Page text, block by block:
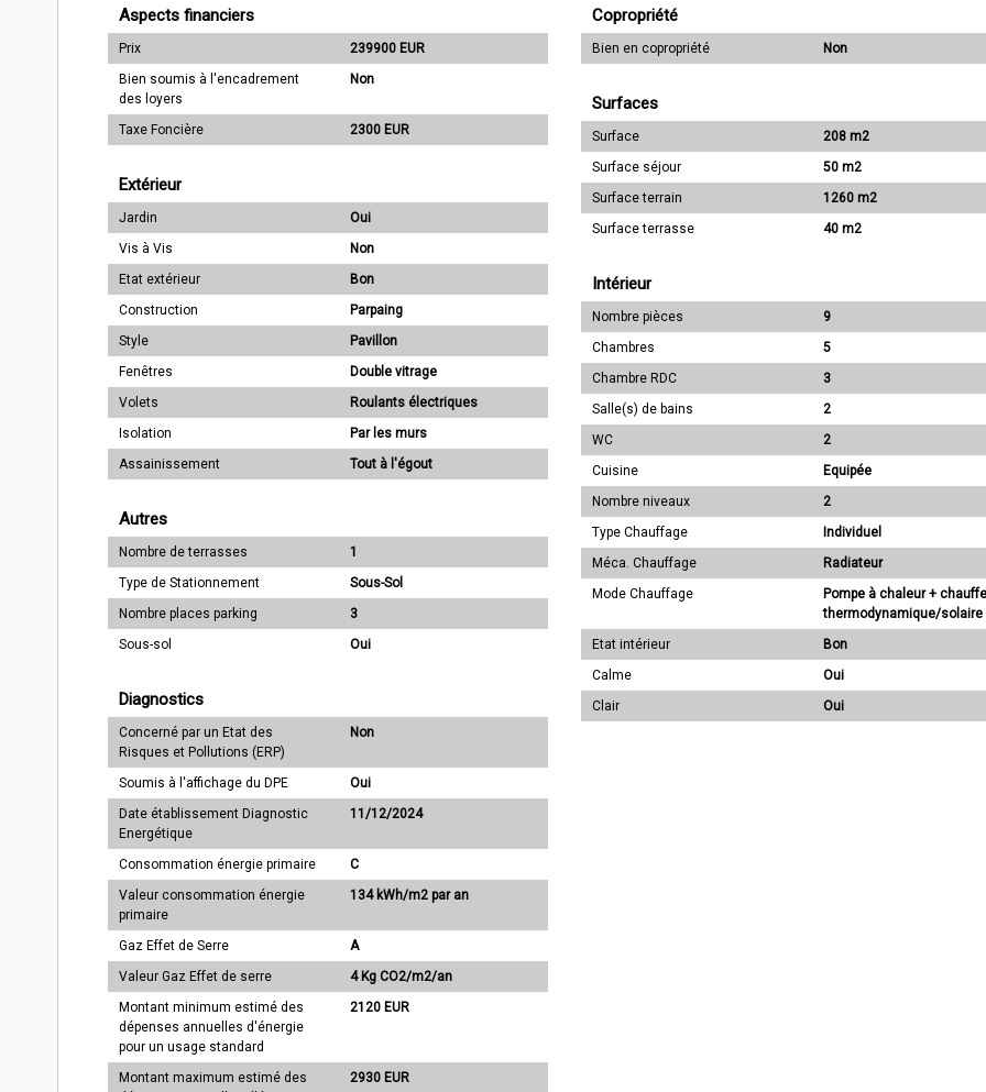
Aspects financiers
Prix
239900 EUR
Bien soumis à l'encadrement
des loyers
Non
Taxe Foncière 2300 EUR
Copropriété
Bien en copropriété Non
Surfaces
Surface
208 m2
Surface séjour
50 m2
Surface terrain
1260 m2
Surface terrasse
40 m2
Extérieur
Jardin
Oui
Vis à Vis
Non
Etat extérieur
Bon
Construction
Parpaing
Style
Pavillon
Fenêtres
Double vitrage
Volets
Roulants électriques
Isolation
Par les murs
Assainissement
Tout à l'égout
Intérieur
Nombre pièces
9
Chambres
5
Chambre RDC
3
Salle(s) de bains
2
WC
2
Cuisine
Equipée
Nombre niveaux
2
Type Chauffage
Individuel
Méca. Chauffage
Radiateur
Mode Chauffage
Pompe à chaleur +
thermodynamique/solaire
Etat intérieur
Bon
Calme
Oui
Clair
Oui
Autres
Nombre de terrasses
1
Type de Stationnement
Sous-Sol
Nombre places parking
3
Sous-sol
Oui
Diagnostics
Concerné par un Etat des
Risques et Pollutions (ERP)
Non
Soumis à l'affichage du DPE
Oui
Date établissement Diagnostic
Energétique
11/12/2024
Consommation énergie primaire
C
Valeur consommation énergie
primaire
134 kWh/m2 par an
Gaz Effet de Serre
A
Valeur Gaz Effet de serre
4 Kg CO2/m2/an
Montant minimum estimé des
dépenses annuelles d'énergie
pour un usage standard
2120 EUR
Montant maximum estimé des
2930 EUR